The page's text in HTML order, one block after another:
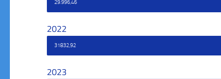
29.996,46
2022
31832,92
2023